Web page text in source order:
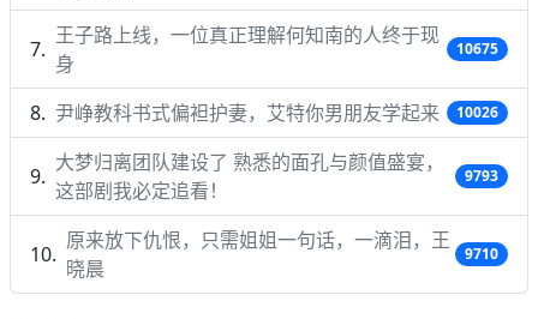
王子路上线，一位真正理解何知南的人终于现
身
10675
尹峥教科书式偏袒护妻，艾特你男朋友学起来 10026
大梦归离团队建设了 熟悉的面孔与颜值盛宴，
这部剧我必定追看！
9793
原来放下仇恨，只需姐姐一句话，一滴泪，王
晓晨
9710